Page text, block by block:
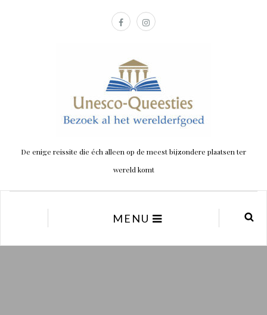
De enige reissite die éch alleen op de meest bijzondere plaatsen ter
wereld komt
MENU